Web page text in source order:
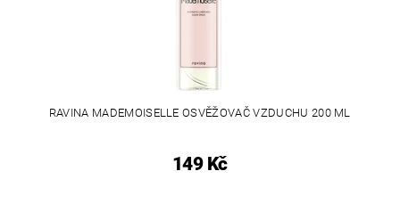
RAVINA MADEMOISELLE OSVĚŽOVAČ VZDUCHU 200 ML
149 Kč